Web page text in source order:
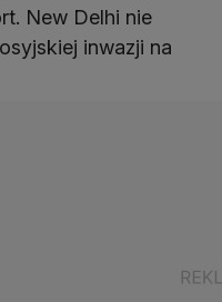
New Delhi nie
inwazji na